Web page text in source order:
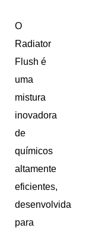
O
Radiator
Flush é
uma
mistura
inovadora
de
químicos
altamente
eficientes,
desenvolvida
para